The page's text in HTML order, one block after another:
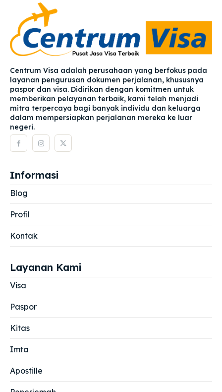
Centrum Visa adalah perusahaan yang berfokus pada
layanan pengurusan dokumen perjalanan, khususnya
paspor dan visa. Didirikan dengan komitmen untuk
memberikan pelayanan terbaik, kami telah menjadi
mitra terpercaya bagi banyak individu dan keluarga
dalam mempersiapkan perjalanan mereka ke luar
negeri.
Informasi
Blog
Profil
Kontak
Layanan Kami
Visa
Paspor
Kitas
Imta
Apostille